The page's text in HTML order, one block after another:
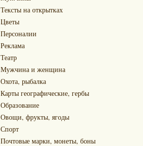
Тексты на открытках
Цветы
Персоналии
Реклама
Театр
Мужчина и женщина
Охота, рыбалка
Карты географические, гербы
Образование
Овощи, фрукты, ягоды
Спорт
Почтовые марки, монеты, боны